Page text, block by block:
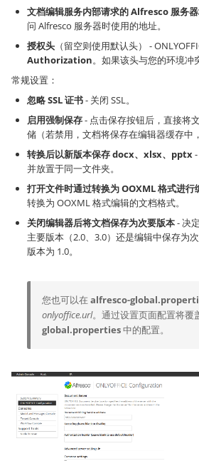
文档编辑服务内部请求的 Alfresco 服务
问 Alfresco 服务器时使用的地址。
授权头 （留空则使用默认头） -
Authorization。如果该头与您的环境冲
常规设置：
忽略 SSL 证书- 关闭 SSL。
启用强制保存- 点击保存按钮后，直接将
储（若禁用，文档将保存在编辑器缓存中
转换后以新版本保存 docx、xlsx、pptx
并放置于同一文件夹。
打开文件时通过转换为 OOXML 格式进行
转换为 OOXML 格式编辑的文档格式。
关闭编辑器后将文档保存为次要版本- 决
主要版本（2.0、3.0）还是编辑中保存为
版本为 1.0。
您也可以在 alfresco-
onlyoffice.url。通过设置页面配置将覆
global.properties中的配置。